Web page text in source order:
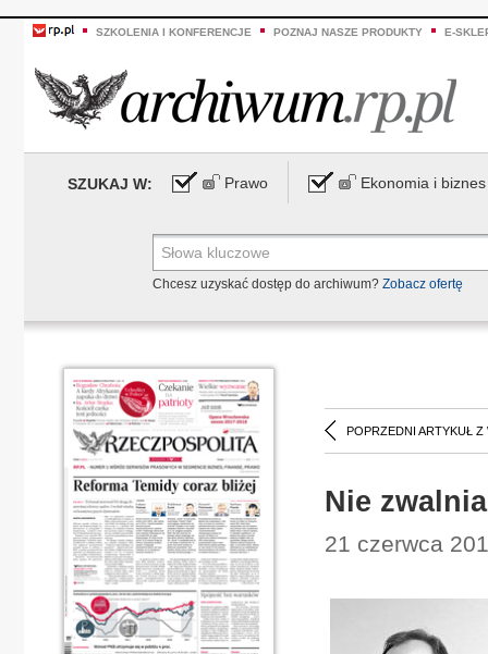
SZKOLENIA I KONFERENCJE POZNAJ NASZE PRODUKTY E-
SZUKAJ W: Prawo Ekonomia i biznes
Chcesz uzyskać dostęp do archiwum? Zobacz ofertę
POPRZEDNI ARTYKUŁ Z
Nie
21 czerwca